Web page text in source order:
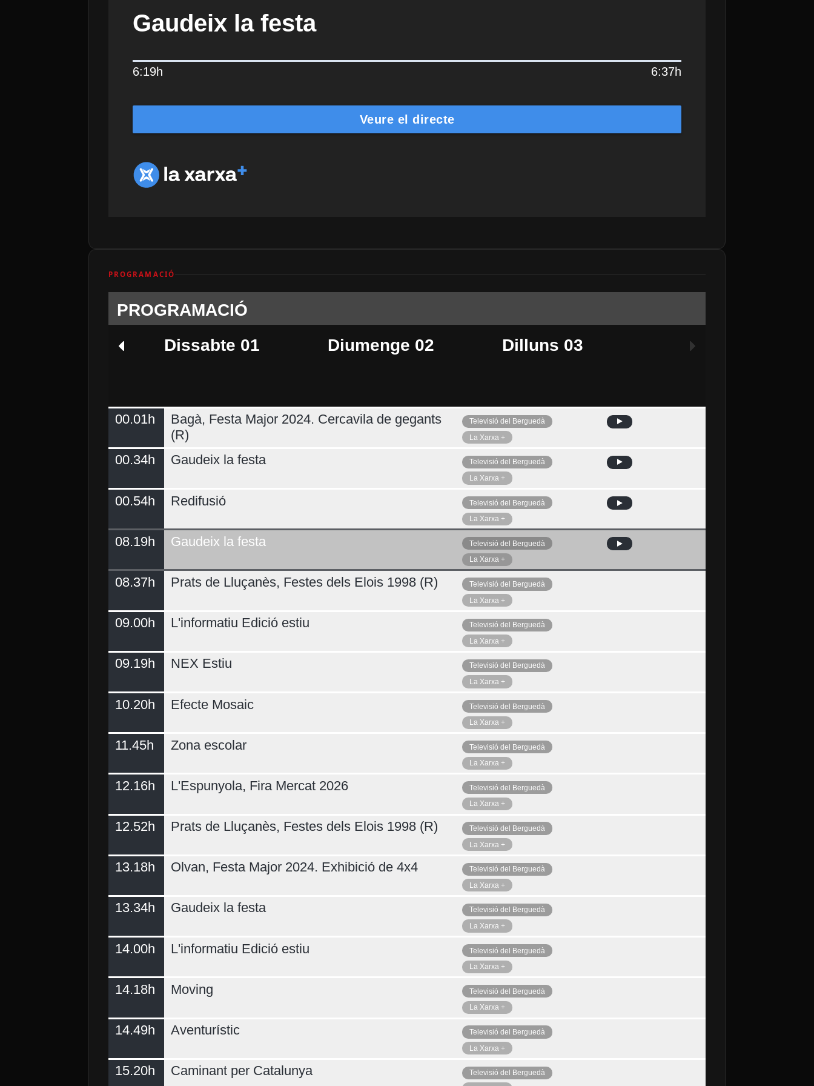
Gaudeix la festa
6:19h 6:37h
Veure el directe
PROGRAMACIÓ
PROGRAMACIÓ
Dissabte 01
Diumenge 02 Dilluns 03
Dimarts 04 Dimecres 05 Ahir Avui
00.01h
Bagà, Festa Major 2024. Cercavila de gegants
(R)
Televisió del Berguedà
La Xarxa +
00.34h Gaudeix la festa
Televisió del Berguedà
La Xarxa +
00.54h Redifusió
Televisió del Berguedà
La Xarxa +
08.19h Gaudeix la festa
Televisió del Berguedà
La Xarxa +
08.37h Prats de Lluçanès, Festes dels Elois 1998 (R)
Televisió del Berguedà
La Xarxa +
09.00h L'informatiu Edició estiu
Televisió del Berguedà
La Xarxa +
09.19h NEX Estiu
Televisió del Berguedà
La Xarxa +
10.20h Efecte Mosaic
Televisió del Berguedà
La Xarxa +
11.45h Zona escolar
Televisió del Berguedà
La Xarxa +
12.16h L'Espunyola, Fira Mercat 2026
Televisió del Berguedà
La Xarxa +
12.52h Prats de Lluçanès, Festes dels Elois 1998 (R)
Televisió del Berguedà
La Xarxa +
13.18h Olvan, Festa Major 2024. Exhibició de 4x4
Televisió del Berguedà
La Xarxa +
13.34h Gaudeix la festa
Televisió del Berguedà
La Xarxa +
14.00h L'informatiu Edició estiu
Televisió del Berguedà
La Xarxa +
14.18h Moving
Televisió del Berguedà
La Xarxa +
14.49h Aventurístic
Televisió del Berguedà
La Xarxa +
15.20h Caminant per Catalunya
Televisió del Berguedà